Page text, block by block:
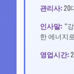
관리사: 20
인사말: “
한 에너지
영업시간: